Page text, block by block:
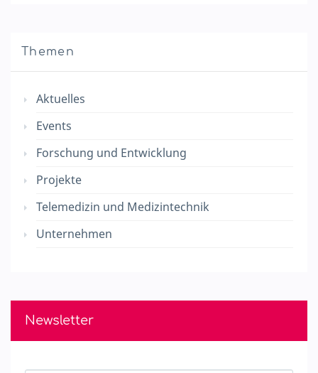
Themen
Aktuelles
Events
Forschung und Entwicklung
Projekte
Telemedizin und Medizintechnik
Unternehmen
Newsletter